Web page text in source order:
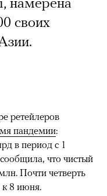
своих
ретейлеров
пандемии:
в период с 1
что чистый
Почти четверть
к 8 июня.